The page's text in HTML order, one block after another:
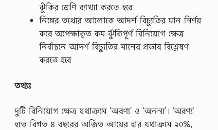
ঝুঁকির শ্রেণি ব্যাখ্যা করতে হবে
নিম্নের তথ্যের আলােকে আদর্শ বিচ্যুতির মান নির্ণয়
করে অপেক্ষাকৃত কম ঝুঁকিপূর্ণ বিনিয়ােগ ক্ষেত্র
নির্বাচনে আদর্শ বিচ্যুতির মানের প্রভাব বিশ্লেষণ
করতে হবে
তথ্যঃ
দুটি বিনিয়ােগ ক্ষেত্র যথাক্রমে ‘অরণ্য’ ও ‘অনন্য’। ‘অরণ্য’
হতে বিগত ৪ বছরের অর্জিত আয়ের হার যথাক্রমে ২০%,